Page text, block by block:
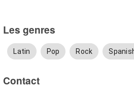
Les genres
Latin Pop Rock
Contact